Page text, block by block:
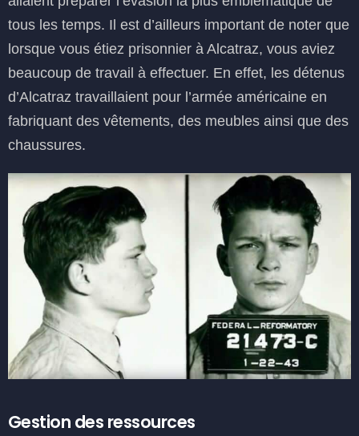
tous les temps. Il est d’ailleurs important de noter que
lorsque vous étiez prisonnier à Alcatraz, vous aviez
beaucoup de travail à effectuer. En effet, les détenus
d’Alcatraz travaillaient pour l’armée américaine en
fabriquant des vêtements, des meubles ainsi que des
chaussures.
Gestion des ressources